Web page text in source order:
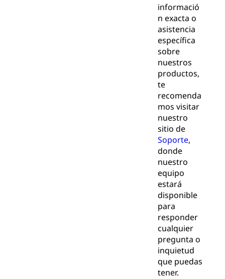
informació
n exacta o
asistencia
específica
sobre
nuestros
productos,
te
recomenda
mos visitar
nuestro
sitio de
Soporte,
donde
nuestro
equipo
estará
disponible
para
responder
cualquier
pregunta o
inquietud
que puedas
tener.